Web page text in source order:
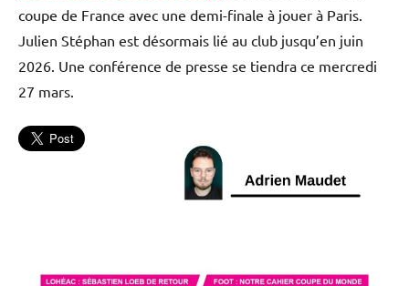
coupe de France avec une demi-finale à jouer à Paris.
Julien Stéphan est désormais lié au club jusqu’en juin
2026. Une conférence de presse se tiendra ce mercredi
27 mars.